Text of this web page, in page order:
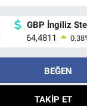
GBP İngiliz
64,4811
0.38
BEĞEN
TAKIP ET